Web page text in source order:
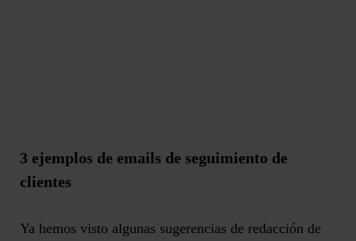
3 ejemplos de emails de seguimiento de
clientes
Ya hemos visto algunas sugerencias de redacción de